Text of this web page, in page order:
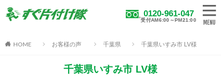
0120-961-047
受付AM6:00～PM21:00
HOME お客様の声 千葉県 千葉県いすみ市 LV様
千葉県いすみ市 LV様